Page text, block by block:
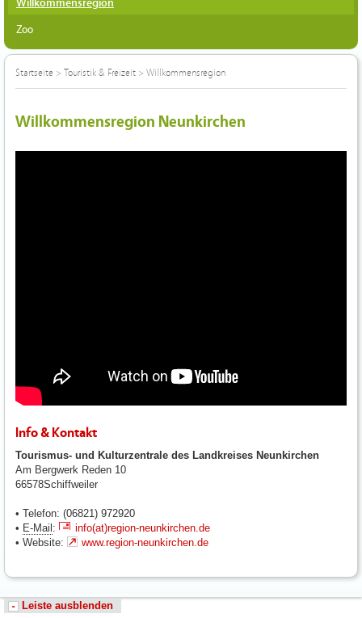
Willkommensregion
Zoo
Startseite > Touristik & Freizeit > Willkommensregion
Willkommensregion Neunkirchen
Info & Kontakt
Tourismus- und Kulturzentrale des Landkreises Neunkirchen
Am Bergwerk Reden 10
66578Schiffweiler
• Telefon: (06821) 972920
• E-Mail:
info(at)region-neunkirchen.de
• Website:
www.region-neunkirchen.de
Leiste ausblenden